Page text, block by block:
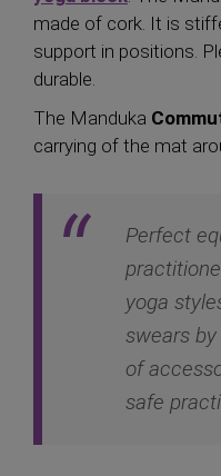
made of cork. It is
support in positions.
durable.
The Manduka
carrying of the mat
Perfect
yoga
swears by
of
safe